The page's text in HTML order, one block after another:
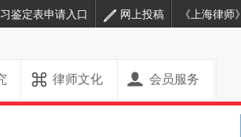
鉴定表申请入口 网上投稿 《上海律师》
律师文化 会员服务